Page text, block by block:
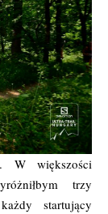
W większości
trzy
startujący